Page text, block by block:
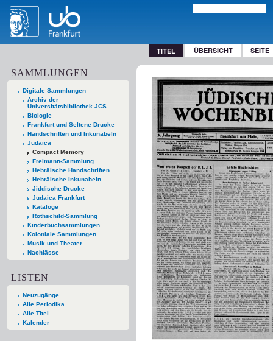
TITEL ÜBERSICHT SEITE
SAMMLUNGEN
Digitale Sammlungen
Archiv der
Universitätsbibliothek JCS
Biologie
Frankfurt und Seltene Drucke
Handschriften und Inkunabeln
Judaica
Compact Memory
Freimann-Sammlung
Hebräische Handschriften
Hebräische Inkunabeln
Jiddische Drucke
Judaica Frankfurt
Kataloge
Rothschild-Sammlung
Kinderbuchsammlungen
Koloniale Sammlungen
Musik und Theater
Nachlässe
LISTEN
Neuzugänge
Alle Periodika
Alle Titel
Kalender